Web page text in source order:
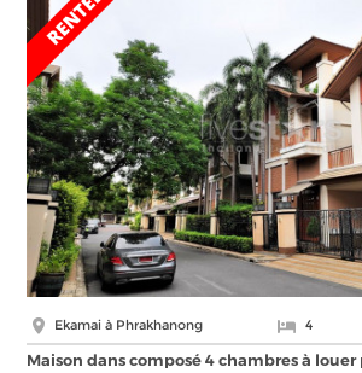
Ekamai à Phrakhanong 4
Maison dans composé 4 chambres à louer